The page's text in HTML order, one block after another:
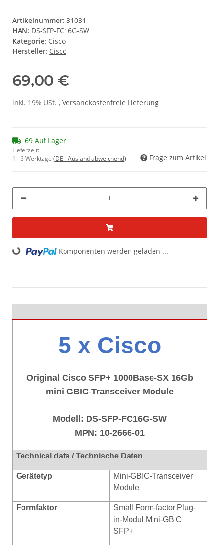
Artikelnummer: 31031
HAN: DS-SFP-FC16G-SW
Kategorie: Cisco
Hersteller: Cisco
69,00 €
inkl. 19% USt. , Versandkostenfreie Lieferung
69 Auf Lager
Lieferzeit:
1 - 3 Werktage (DE - Ausland abweichend) Frage zum Artikel
Komponenten werden geladen ...
5 x Cisco
Original Cisco SFP+ 1000Base-SX 16Gb
mini GBIC-Transceiver Module
Modell: DS-SFP-FC16G-SW
MPN: 10-2666-01
Technical data / Technische Daten
Gerätetyp
Mini-GBIC-Transceiver
Module
Formfaktor
Small Form-factor Plug-
in-Modul Mini-GBIC
SFP+